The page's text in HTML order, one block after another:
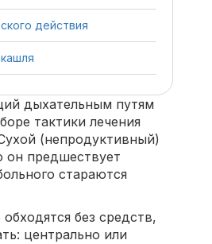
действия
дыхательным путям
тактики лечения
(непродуктивный)
он предшествует
стараются
без средств,
центрально или